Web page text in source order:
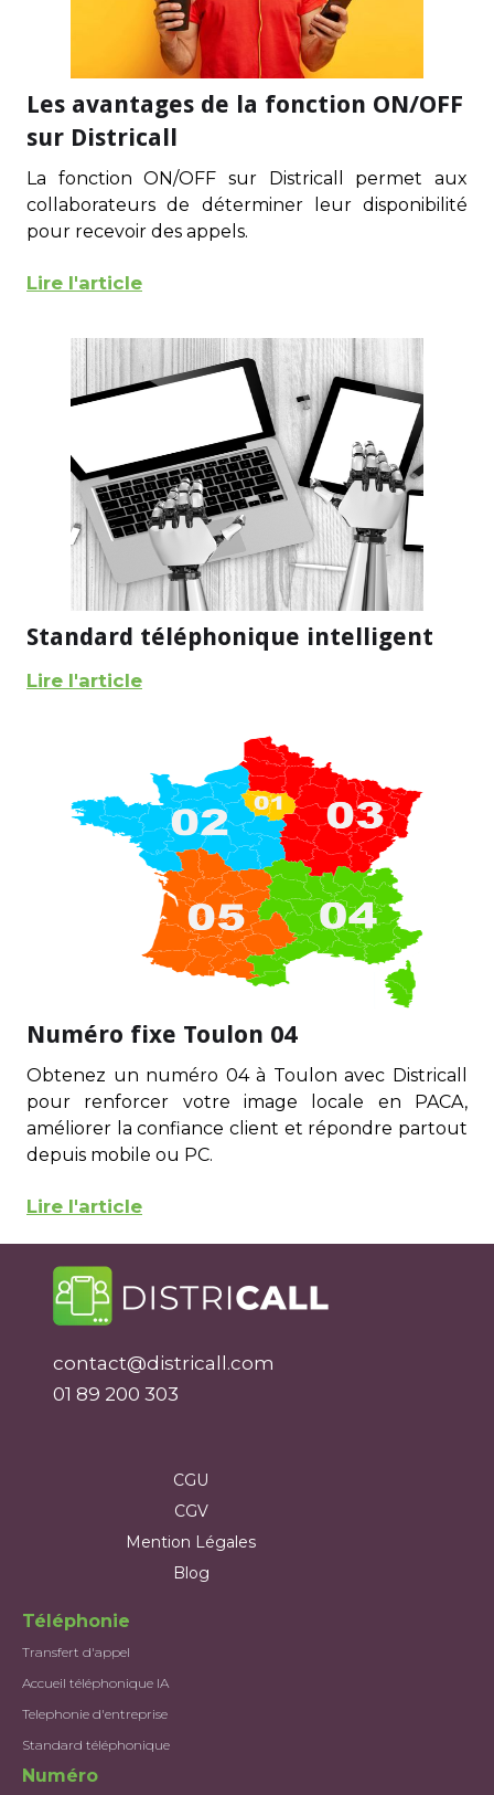
Les avantages de la fonction ON/OFF
sur Districall
La fonction ON/OFF sur Districall permet aux
collaborateurs de déterminer leur disponibilité
pour recevoir des appels.
Lire l'article
Standard téléphonique intelligent
Lire l'article
Numéro fixe Toulon 04
Obtenez un numéro 04 à Toulon avec Districall
pour renforcer votre image locale en PACA,
améliorer la confiance client et répondre partout
depuis mobile ou PC.
Lire l'article
contact@districall.com
01 89 200 303
CGU
CGV
Mention Légales
Blog
Téléphonie
Transfert d'appel
Accueil téléphonique IA
Telephonie d'entreprise
Standard téléphonique
Numéro